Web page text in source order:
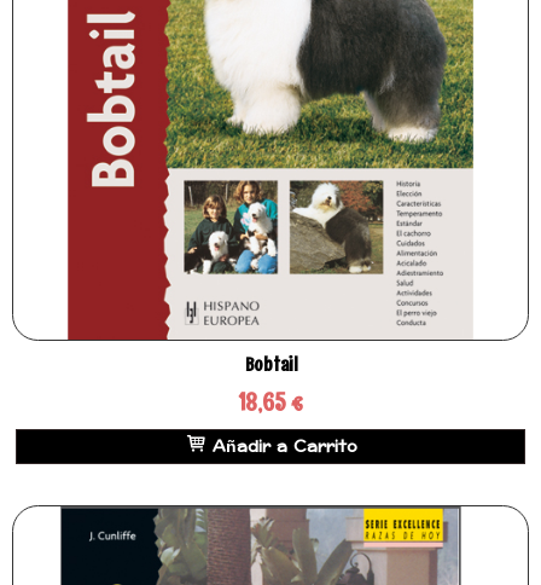
Bobtail
18,65 €
Añadir a Carrito